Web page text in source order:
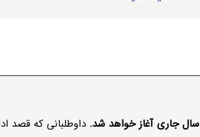
داوطلبانی که قصد